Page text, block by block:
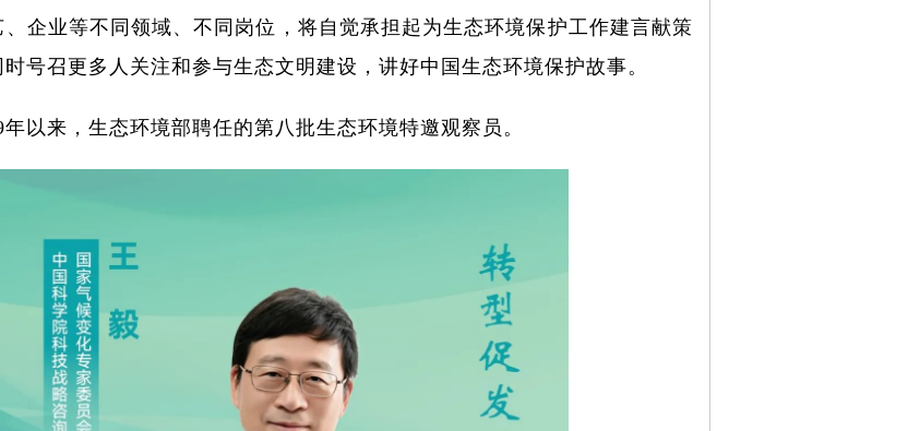
企业等不同领域、不同岗位，将自觉承担起为生态环境保护工作建言献策
号召更多人关注和参与生态文明建设，讲好中国生态环境保护故事。
以来，生态环境部聘任的第八批生态环境特邀观察员。